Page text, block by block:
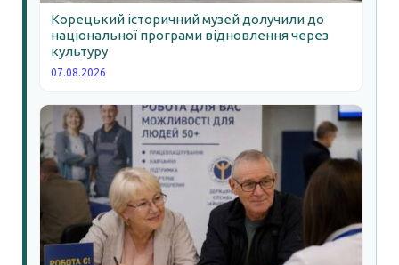
Корецький історичний музей долучили до
національної програми відновлення через
культуру
07.08.2026